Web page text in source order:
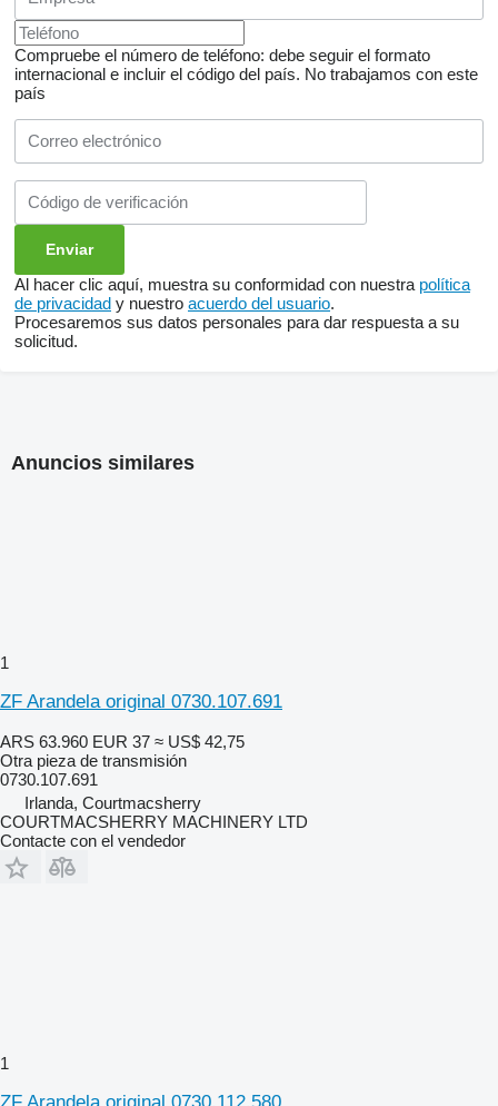
Compruebe el número de teléfono: debe seguir el formato
internacional e incluir el código del país. No trabajamos con este
país
Al hacer clic aquí, muestra su conformidad con nuestra política
de privacidad y nuestro acuerdo del usuario.
Procesaremos sus datos personales para dar respuesta a su
solicitud.
Anuncios similares
1
ZF Arandela original 0730.107.691
ARS 63.960 EUR 37 ≈ US$ 42,75
Otra pieza de transmisión
0730.107.691
Irlanda, Courtmacsherry
COURTMACSHERRY MACHINERY LTD
Contacte con el vendedor
1